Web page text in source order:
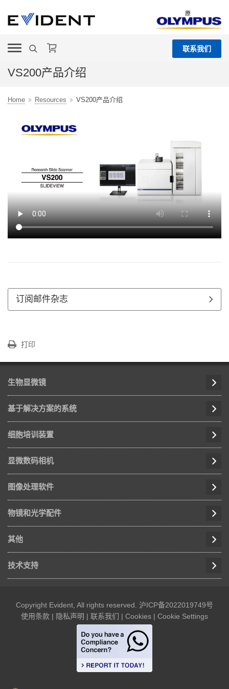
原
联系我们
VS200产品介绍
Home Resources VS200产品介绍
订阅邮件杂志
打印
生物显微镜
基于解决方案的系统
细胞培训装置
显微数码相机
图像处理软件
物镜和光学配件
其他
技术支持
Copyright Evident, All rights reserved. 沪ICP备2022019749号
使用条款 | 隐私声明 | 联系我们 | Cookies | Cookie Settings